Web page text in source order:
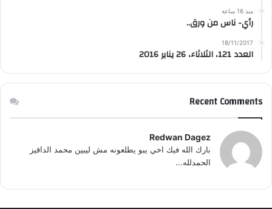
منذ 16 ساعة
رأي- ناس من ورق..
18/11/2017
العدد 121، الثلاثاء، 26 يناير 2016
Recent Comments
Redwan Dagez
بارك الله فيك اخي يبو يطلعونه مش ليبين محمد الداقيز
الحمدلله...